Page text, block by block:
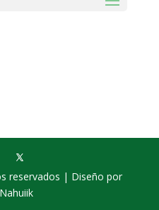
reservados | Diseño por